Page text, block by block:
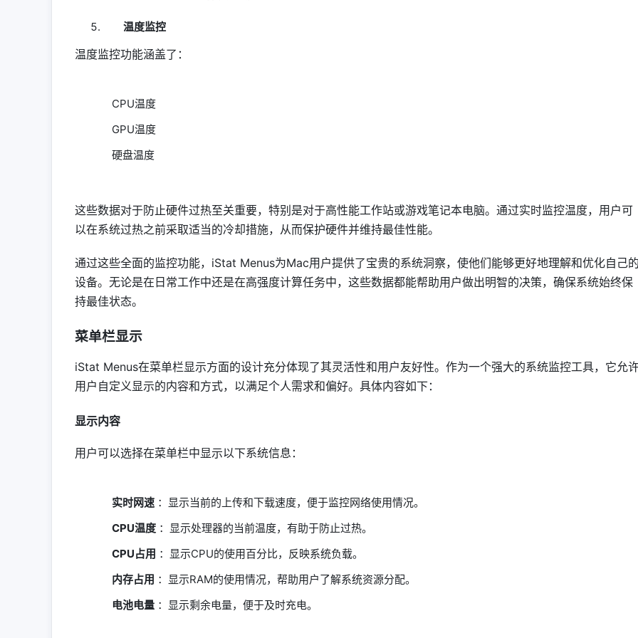
温度监控
温度监控功能涵盖了：
CPU温度
GPU温度
硬盘温度
这些数据对于防止硬件过热至关重要，特别是对于高性能工作站或游戏笔记本电脑。通过实时监控温度，用户可
以在系统过热之前采取适当的冷却措施，从而保护硬件并维持最佳性能。
通过这些全面的监控功能，iStat Menus为Mac用户提供了宝贵的系统洞察，使他们能够更好地理解和优化自己
设备。无论是在日常工作中还是在高强度计算任务中，这些数据都能帮助用户做出明智的决策，确保系统始终保
持最佳状态。
菜单栏显示
iStat Menus在菜单栏显示方面的设计充分体现了其灵活性和用户友好性。作为一个强大的系统监控工具，它允
用户自定义显示的内容和方式，以满足个人需求和偏好。具体内容如下：
显示内容
用户可以选择在菜单栏中显示以下系统信息：
实时网速 ：显示当前的上传和下载速度，便于监控网络使用情况。
CPU温度 ：显示处理器的当前温度，有助于防止过热。
CPU占用 ：显示CPU的使用百分比，反映系统负载。
内存占用 ：显示RAM的使用情况，帮助用户了解系统资源分配。
电池电量 ：显示剩余电量，便于及时充电。